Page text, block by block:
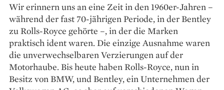
Wir erinnern uns an eine Zeit in den 1960er-Jahren –
während der fast 70-jährigen Periode, in der Bentley
zu Rolls-Royce gehörte –, in der die Marken
praktisch ident waren. Die einzige Ausnahme waren
die unverwechselbaren Verzierungen auf der
Motorhaube. Bis heute haben Rolls-Royce, nun in
Besitz von BMW, und Bentley, ein Unternehmen der